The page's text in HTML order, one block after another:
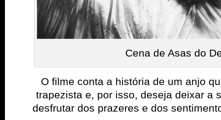
Cena de Asas do
O filme conta a história de um anjo
trapezista e, por isso, deseja deixar a
desfrutar dos prazeres e dos